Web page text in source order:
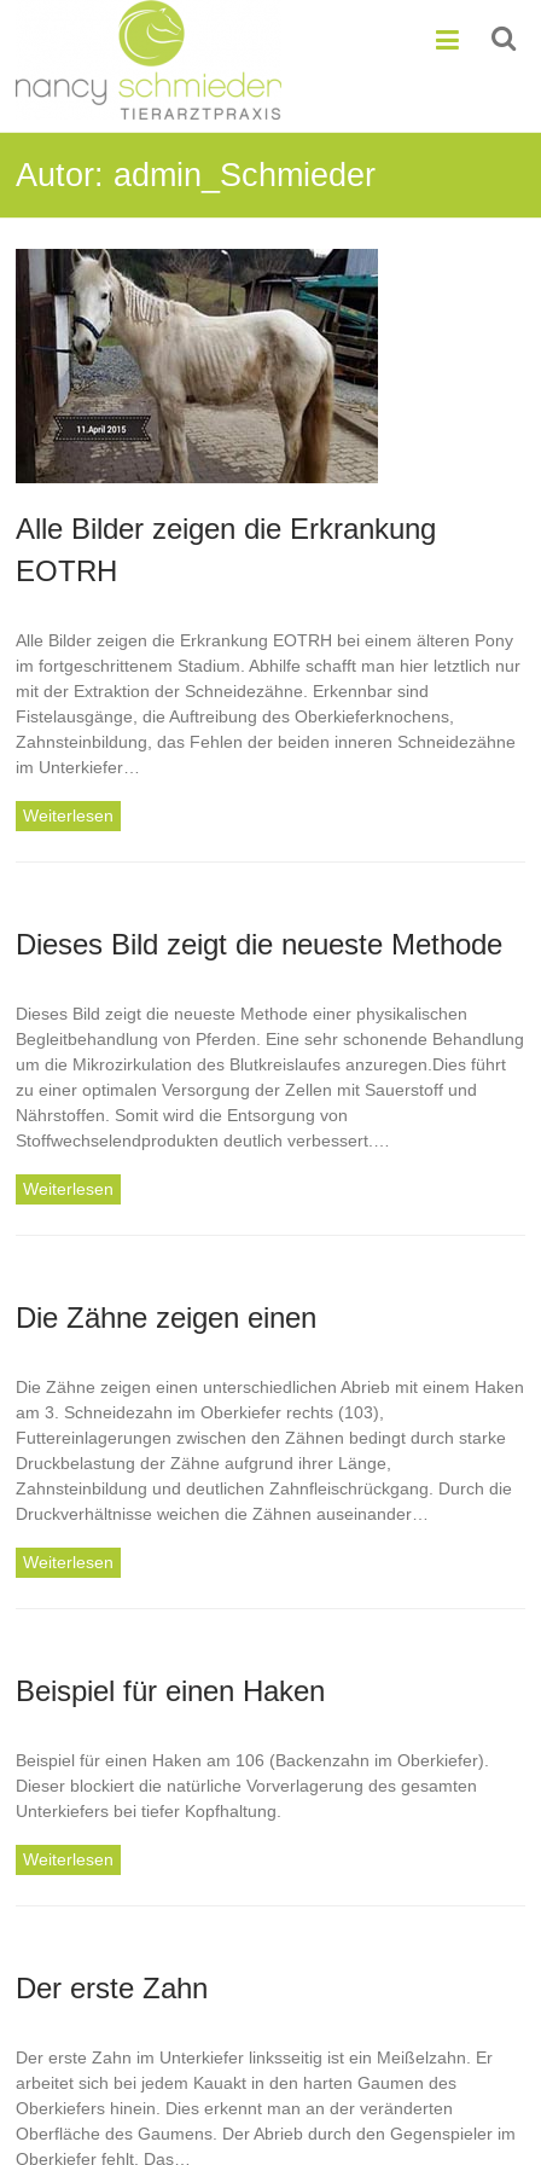
Nancy
Schmieder
Autor: admin_Schmieder
Alle Bilder zeigen die Erkrankung
EOTRH
Alle Bilder zeigen die Erkrankung EOTRH bei einem älteren Pony
im fortgeschrittenem Stadium. Abhilfe schafft man hier letztlich nur
mit der Extraktion der Schneidezähne. Erkennbar sind
Fistelausgänge, die Auftreibung des Oberkieferknochens,
Zahnsteinbildung, das Fehlen der beiden inneren Schneidezähne
im Unterkiefer…
Weiterlesen
Dieses Bild zeigt die neueste Methode
Dieses Bild zeigt die neueste Methode einer physikalischen
Begleitbehandlung von Pferden. Eine sehr schonende Behandlung
um die Mikrozirkulation des Blutkreislaufes anzuregen.Dies führt
zu einer optimalen Versorgung der Zellen mit Sauerstoff und
Nährstoffen. Somit wird die Entsorgung von
Stoffwechselendprodukten deutlich verbessert.…
Weiterlesen
Die Zähne zeigen einen
Die Zähne zeigen einen unterschiedlichen Abrieb mit einem Haken
am 3. Schneidezahn im Oberkiefer rechts (103),
Futtereinlagerungen zwischen den Zähnen bedingt durch starke
Druckbelastung der Zähne aufgrund ihrer Länge,
Zahnsteinbildung und deutlichen Zahnfleischrückgang. Durch die
Druckverhältnisse weichen die Zähnen auseinander…
Weiterlesen
Beispiel für einen Haken
Beispiel für einen Haken am 106 (Backenzahn im Oberkiefer).
Dieser blockiert die natürliche Vorverlagerung des gesamten
Unterkiefers bei tiefer Kopfhaltung.
Weiterlesen
Der erste Zahn
Der erste Zahn im Unterkiefer linksseitig ist ein Meißelzahn. Er
arbeitet sich bei jedem Kauakt in den harten Gaumen des
Oberkiefers hinein. Dies erkennt man an der veränderten
Oberfläche des Gaumens. Der Abrieb durch den Gegenspieler im
Oberkiefer fehlt. Das…